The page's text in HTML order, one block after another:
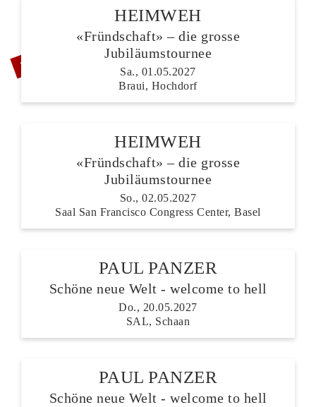
ZUSATZSHOW
HEIMWEH
«Fründschaft» – die grosse
Jubiläumstournee
Sa., 01.05.2027
Braui, Hochdorf
HEIMWEH
«Fründschaft» – die grosse
Jubiläumstournee
So., 02.05.2027
Saal San Francisco Congress Center, Basel
PAUL PANZER
Schöne neue Welt - welcome to hell
Do., 20.05.2027
SAL, Schaan
PAUL PANZER
Schöne neue Welt - welcome to hell